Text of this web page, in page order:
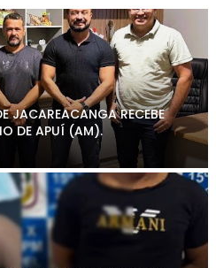
JACAREACANGA RECEBE
DE APUÍ (AM).